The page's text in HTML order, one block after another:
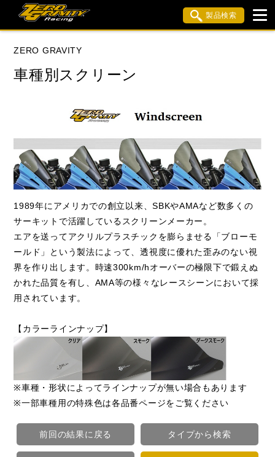
製品検索
YAMAHA SUZUKI
KAWASAKI APRILIA BMW BUELL
DUCATI MV AGUSTA TRIUMPH
閉じる
ZERO GRAVITY
車種別スクリーン
1989年にアメリカでの創立以来、SBKやAMAなど数多くの
サーキットで活躍しているスクリーンメーカー。
エアを送ってアクリルプラスチックを膨らませる「ブローモ
ールド」という製法によって、透視度に優れた歪みのない視
界を作り出します。時速300km/hオーバーの極限下で鍛えぬ
かれた品質を有し、AMA等の様々なレースシーンにおいて採
用されています。
【カラーラインナップ】
※車種・形状によってラインナップが無い場合もあります
※一部車種用の特殊色は各品番ページをご覧ください
前回の結果に戻る タイプから検索